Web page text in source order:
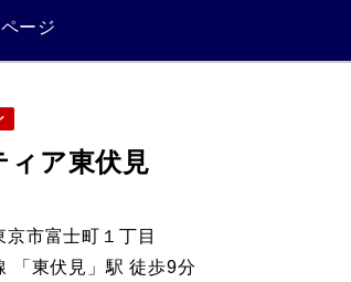
ージ
ィア東伏見
京市富士町１丁目
「東伏見」駅 徒歩9分